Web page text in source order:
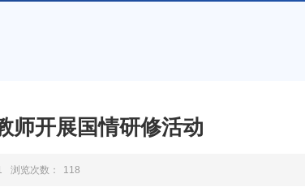
师开展国情研修活动
浏览次数： 118